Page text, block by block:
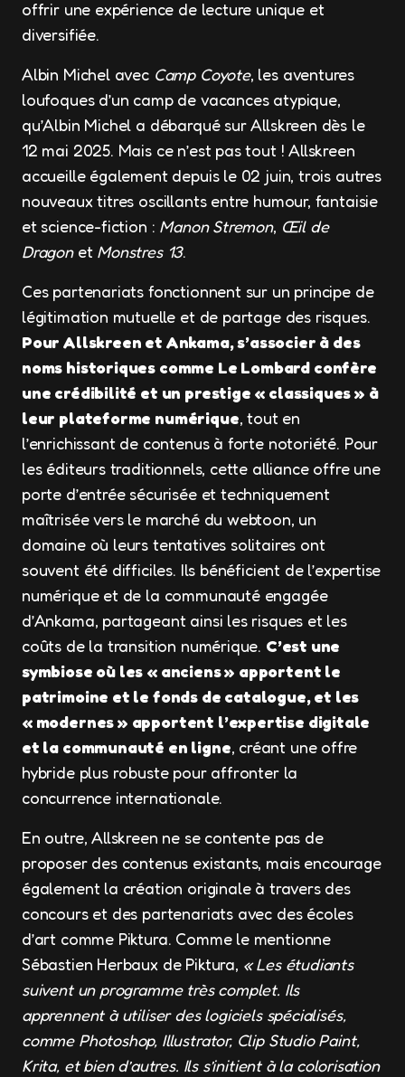
offrir une expérience de lecture unique et
diversifiée.
Albin Michel avec Camp Coyote, les aventures
loufoques d’un camp de vacances atypique,
qu’Albin Michel a débarqué sur Allskreen dès le
12 mai 2025. Mais ce n’est pas tout ! Allskreen
accueille également depuis le 02 juin, trois autres
nouveaux titres oscillants entre humour, fantaisie
et science-fiction : Manon Stremon, Œil de
Dragonet Monstres 13.
Ces partenariats fonctionnent sur un principe de
légitimation mutuelle et de partage des risques.
Pour Allskreen et Ankama, s’associer à des
noms historiques comme Le Lombard confère
une crédibilité et un prestige « classiques » à
leur plateforme numérique, tout en
l’enrichissant de contenus à forte notoriété. Pour
les éditeurs traditionnels, cette alliance offre une
porte d’entrée sécurisée et techniquement
maîtrisée vers le marché du webtoon, un
domaine où leurs tentatives solitaires ont
souvent été difficiles. Ils bénéficient de l’expertise
numérique et de la communauté engagée
d’Ankama, partageant ainsi les risques et les
coûts de la transition numérique. C’est une
symbiose où les « anciens » apportent le
patrimoine et le fonds de catalogue, et les
« modernes » apportent l’expertise digitale
et la communauté en ligne, créant une offre
hybride plus robuste pour affronter la
concurrence internationale.
En outre, Allskreen ne se contente pas de
proposer des contenus existants, mais encourage
également la création originale à travers des
concours et des partenariats avec des écoles
d’art comme Piktura. Comme le mentionne
Sébastien Herbaux de Piktura, « Les étudiants
suivent un programme très complet. Ils
apprennent à utiliser des logiciels spécialisés,
comme Photoshop, Illustrator, Clip Studio Paint,
Krita, et bien d’autres. Ils s’initient à la colorisation